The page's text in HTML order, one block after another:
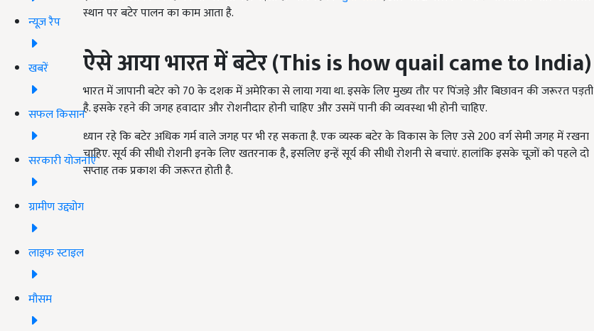
न्यूज़ रैप
खबरें
सफल किसान
सरकारी योजनाएं
ग्रामीण उद्द्योग
लाइफ स्टाइल
मौसम
स्थान पर बटेर पालन का काम आता है.
ऐसे आया भारत में बटेर (This is how quail came to India)
भारत में जापानी बटेर को 70 के दशक में अमेरिका से लाया गया था. इसके लिए मुख्य तौर पर पिंजड़े और बिछावन की जरूरत पड़ती
है. इसके रहने की जगह हवादार और रोशनीदार होनी चाहिए और उसमें पानी की व्यवस्था भी होनी चाहिए.
ध्यान रहे कि बटेर अधिक गर्म वाले जगह पर भी रह सकता है. एक व्यस्क बटेर के विकास के लिए उसे 200 वर्ग सेमी जगह में रखना
चाहिए. सूर्य की सीधी रोशनी इनके लिए खतरनाक है, इसलिए इन्हें सूर्य की सीधी रोशनी से बचाएं. हालांकि इसके चूज़ों को पहले दो
सप्ताह तक प्रकाश की जरूरत होती है.